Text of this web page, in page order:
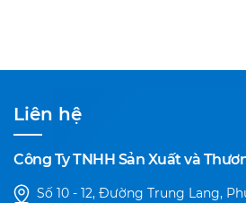
Liên hệ
Công Ty TNHH Sản Xuất và
Số 10 - 12, Đường Trung Lang,